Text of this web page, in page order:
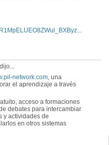
dijo...
network.com, una
el aprendizaje a través
acceso a formaciones
debates para intercambiar
y actividades de
en otros sistemas